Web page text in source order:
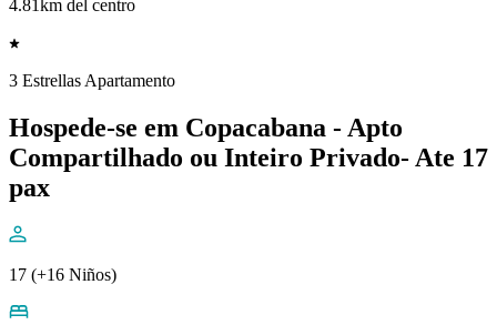
4.81km del centro
3 Estrellas Apartamento
Hospede-se em Copacabana - Apto
Compartilhado ou Inteiro Privado- Ate 17
pax
17 (+16 Niños)